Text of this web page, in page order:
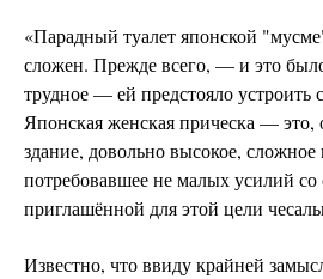
«Парадный туалет японской
сложен. Прежде всего, — и это
трудное — ей предстояло устроить
Японская женская прическа — это,
здание, довольно высокое, сложное
потребовавшее не малых усилий
приглашённой для этой цели
Известно, что ввиду крайней